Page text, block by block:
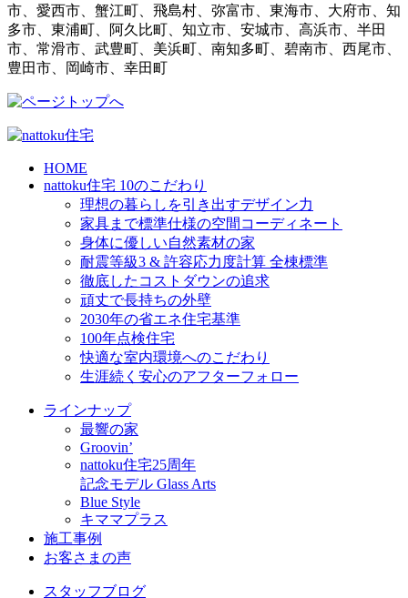
市、愛西市、蟹江町、飛島村、弥富市、東海市、大府市、知
多市、東浦町、阿久比町、知立市、安城市、高浜市、半田
市、常滑市、武豊町、美浜町、南知多町、碧南市、西尾市、
豊田市、岡崎市、幸田町
HOME
nattoku住宅 10のこだわり
理想の暮らしを引き出すデザイン力
家具まで標準仕様の空間コーディネート
身体に優しい自然素材の家
耐震等級3 & 許容応力度計算 全棟標準
徹底したコストダウンの追求
頑丈で長持ちの外壁
2030年の省エネ住宅基準
100年点検住宅
快適な室内環境へのこだわり
生涯続く安心のアフターフォロー
ラインナップ
最響の家
Groovin’
nattoku住宅25周年
記念モデル Glass Arts
Blue Style
キママプラス
施工事例
お客さまの声
スタッフブログ